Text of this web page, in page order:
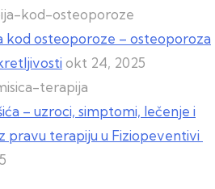
kod osteoporoze – osteoporoza
okt 24, 2025
– uzroci, simptomi, lečenje i
pravu terapiju u Fiziopeventivi